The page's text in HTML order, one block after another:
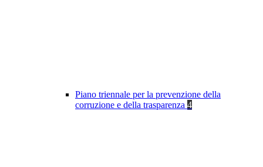
Piano triennale per la prevenzione della
corruzione e della trasparenza 4